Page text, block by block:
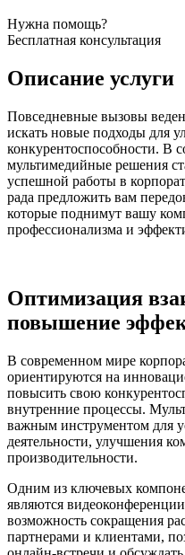
Нужна помощь?
Бесплатная консультация
Описание услуги
Повседневные вызовы
искать новые подходы для
конкурентоспособности. В
мультимедийные решения
успешной работы в
рада предложить вам
которые поднимут вашу
профессионализма и
Оптимизация
повышение
В современном мире
ориентируются на
повысить свою
внутренние процессы.
важным инструментом для
деятельности, улучшения
производительности.
Одним из ключевых
являются
возможность сокращения
партнерами и клиентами,